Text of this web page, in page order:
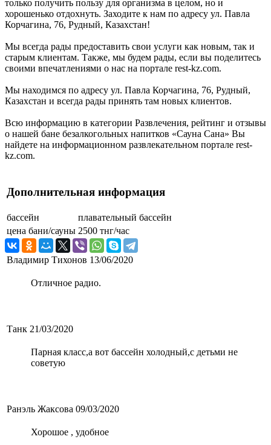
только получить пользу для организма в целом, но и
хорошенько отдохнуть. Заходите к нам по адресу ул. Павла
Корчагина, 76, Рудный, Казахстан!
Мы всегда рады предоставить свои услуги как новым, так и
старым клиентам. Также, мы будем рады, если вы поделитесь
своими впечатлениями о нас на портале rest-kz.com.
Мы находимся по адресу ул. Павла Корчагина, 76, Рудный,
Казахстан и всегда рады принять там новых клиентов.
Всю информацию в категории Развлечения, рейтинг и отзывы
о нашей бане безалкогольных напитков «Сауна Сана» Вы
найдете на информационном развлекательном портале rest-
kz.com.
Дополнительная информация
бассейн
плавательный бассейн
цена бани/сауны 2500 тнг/час
Владимир Тихонов 13/06/2020
Отличное радио.
Танк 21/03/2020
Парная класс,а вот бассейн холодный,с детьми не
советую
Ранэль Жаксова 09/03/2020
Хорошое , удобное